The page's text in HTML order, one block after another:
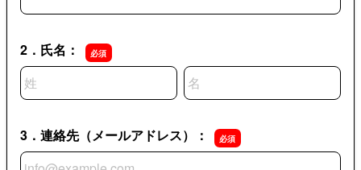
2．氏名：
名前の姓
名前の名
3．連絡先（メールアドレス）：
3．連絡先（メールアドレス）：